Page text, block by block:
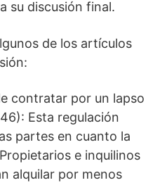
su discusión final.
de los artículos
contratar por un lapso
Esta regulación
partes en cuanto la
e inquilinos
alquilar por menos